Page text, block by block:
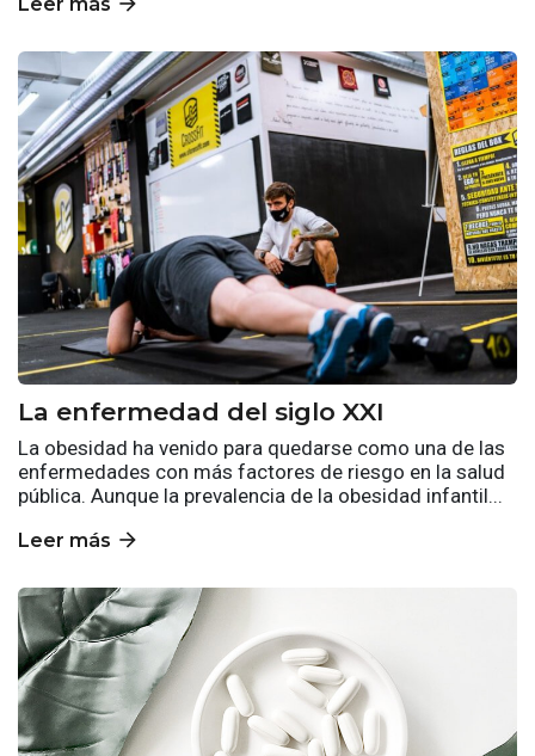
La enfermedad del siglo XXI
La obesidad ha venido para quedarse como una de las
enfermedades con más factores de riesgo en la salud
pública. Aunque la prevalencia de la obesidad infantil...
Leer más arrow_forward